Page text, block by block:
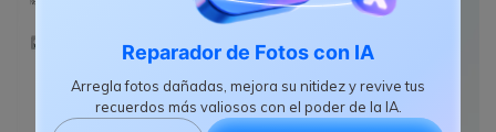
Reparador de Fotos con IA
Arregla fotos dañadas, mejora su nitidez y revive tus
recuerdos más valiosos con el poder de la IA.